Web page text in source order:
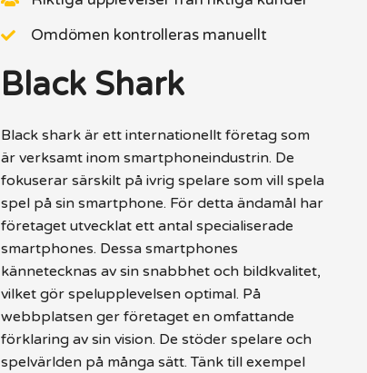
Omdömen kontrolleras manuellt
Black Shark
Black shark är ett internationellt företag som
är verksamt inom smartphoneindustrin. De
fokuserar särskilt på ivrig spelare som vill spela
spel på sin smartphone. För detta ändamål har
företaget utvecklat ett antal specialiserade
smartphones. Dessa smartphones
kännetecknas av sin snabbhet och bildkvalitet,
vilket gör spelupplevelsen optimal. På
webbplatsen ger företaget en omfattande
förklaring av sin vision. De stöder spelare och
spelvärlden på många sätt. Tänk till exempel